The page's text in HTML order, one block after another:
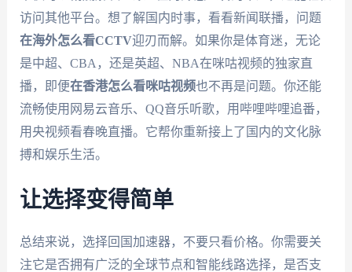
访问其他平台。想了解国内时事，看看新闻联播，问题
在海外怎么看CCTV迎刃而解。如果你是体育迷，无论
是中超、CBA，还是英超、NBA在咪咕视频的独家直
播，即便在香港怎么看咪咕视频也不再是问题。你还能
流畅使用网易云音乐、QQ音乐听歌，用哔哩哔哩追番，
用央视频看春晚直播。它帮你重新接上了国内的文化脉
搏和娱乐生活。
让选择变得简单
总结来说，选择回国加速器，不要只看价格。你需要关
注它是否拥有广泛的全球节点和智能线路选择，是否支